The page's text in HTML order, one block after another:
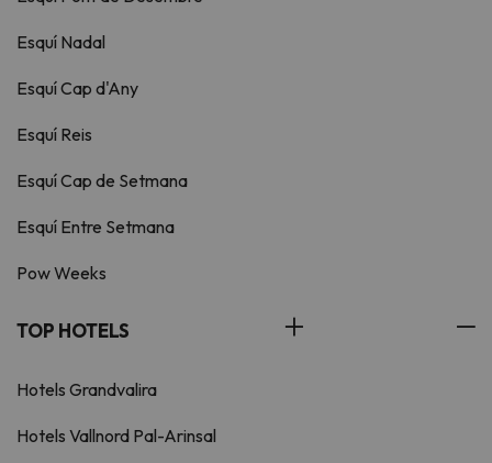
Esquí Nadal
Esquí Cap d'Any
Esquí Reis
Esquí Cap de Setmana
Esquí Entre Setmana
Pow Weeks
TOP HOTELS
Hotels Grandvalira
Hotels Vallnord Pal-Arinsal